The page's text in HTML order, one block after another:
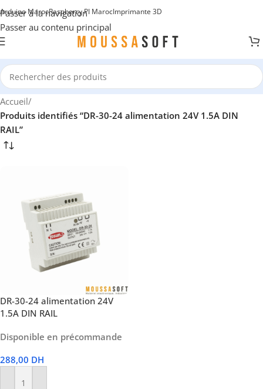
Passer à la navigation
Passer au contenu principal
Arduino MarocRaspberry PI MarocImprimante 3D
Accueil/
Produits identifiés “DR-30-24 alimentation 24V 1.5A DIN
RAIL”
DR-30-24 alimentation 24V
1.5A DIN RAIL
Disponible en précommande
288,00 DH